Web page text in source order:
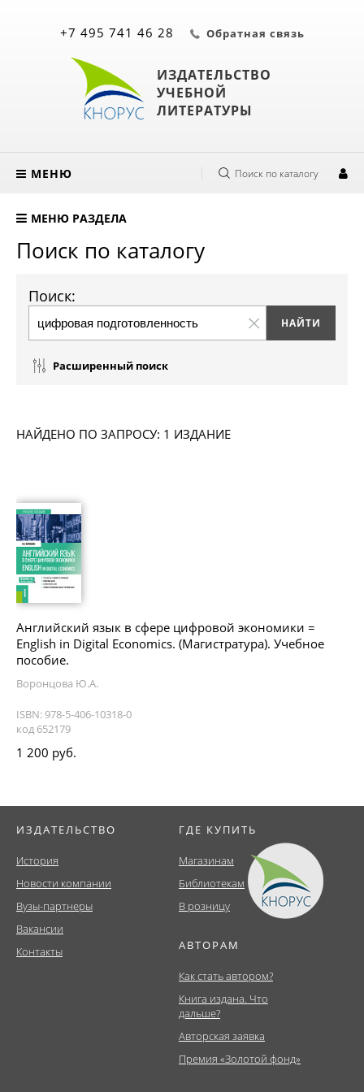
ИЗДАТЕЛЬСТВО
УЧЕБНОЙ
ЛИТЕРАТУРЫ
+7 495 741 46 28 Обратная связь
МЕНЮ Поиск по каталогу
МЕНЮ РАЗДЕЛА
Поиск по каталогу
Поиск:
Расширенный поиск
НАЙДЕНО ПО ЗАПРОСУ: 1 ИЗДАНИЕ
Английский язык в сфере цифровой экономики =
English in Digital Economics. (Магистратура). Учебное
пособие.
Воронцова Ю.А.
ISBN: 978-5-406-10318-0
код 652179
1 200 руб.
ИЗДАТЕЛЬСТВО
История
Новости компании
Вузы-партнеры
Вакансии
Контакты
ГДЕ КУПИТЬ
Магазинам
Библиотекам
В розницу
АВТОРАМ
Как стать автором?
Книга издана. Что
дальше?
Авторская заявка
Премия «Золотой фонд»